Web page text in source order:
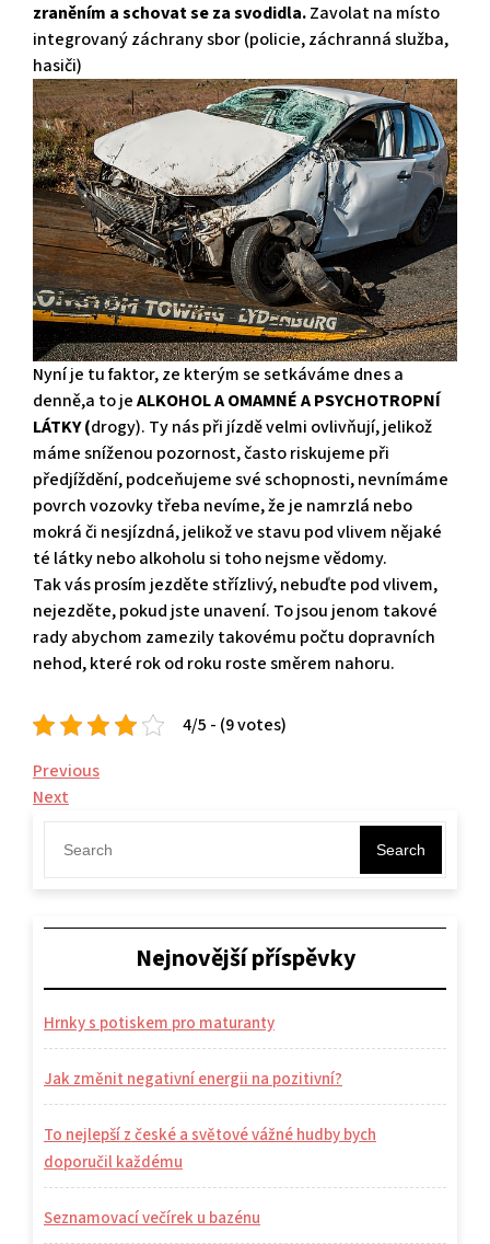
zraněním a schovat se za svodidla.Zavolat na místo
integrovaný záchrany sbor (policie, záchranná služba,
hasiči)
Nyní je tu faktor, ze kterým se setkáváme dnes a
denně,a to jeALKOHOL A OMAMNÉ A PSYCHOTROPNÍ
LÁTKY (drogy). Ty nás při jízdě velmi ovlivňují, jelikož
máme sníženou pozornost, často riskujeme při
předjíždění, podceňujeme své schopnosti, nevnímáme
povrch vozovky třeba nevíme, že je namrzlá nebo
mokrá či nesjízdná, jelikož ve stavu pod vlivem nějaké
té látky nebo alkoholu si toho nejsme vědomy.
Tak vás prosím jezděte střízlivý, nebuďte pod vlivem,
nejezděte, pokud jste unavení. To jsou jenom takové
rady abychom zamezily takovému počtu dopravních
nehod, které rok od roku roste směrem nahoru.
4/5 - (9 votes)
Navigace
pro
příspěvek
Previous
Post
Previous
Next
Post
Next
Search
Nejnovější příspěvky
Hrnky s potiskem pro maturanty
Jak změnit negativní energii na pozitivní?
To nejlepší z české a světové vážné hudby bych
doporučil každému
Seznamovací večírek u bazénu